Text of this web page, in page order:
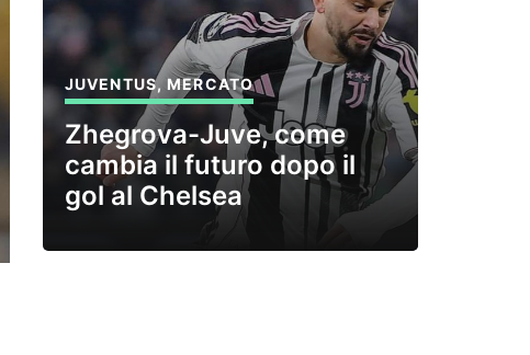
JUVENTUS,MERCATO
Zhegrova-Juve, come
cambia il futuro dopo il
gol al Chelsea